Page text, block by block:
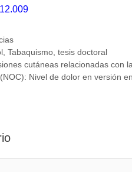
, Tabaquismo, tesis doctoral
cutáneas relacionadas con
Nivel de dolor en versión